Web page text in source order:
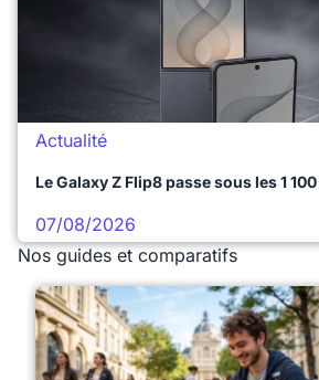
Actualité
Le Galaxy Z Flip8 passe sous les 1
07/08/2026
Nos guides et comparatifs